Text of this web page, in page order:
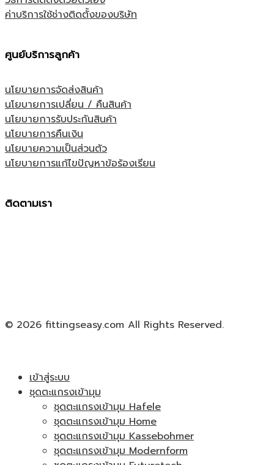
ค่าบริการใช้ช่างติดตั้งของบริษัท
ศูนย์บริการลูกค้า
นโยบายการจัดส่งสินค้า
นโยบายการเปลี่ยน / คืนสินค้า
นโยบายการรับประกันสินค้า
นโยบายการคืนเงิน
นโยบายความเป็นส่วนตัว
นโยบายการแก้ไขปัญหาข้อร้องเรียน
ติดตามเรา
© 2026 fittingseasy.com All Rights Reserved.
เข้าสู่ระบบ
ชุดตะแกรงเข้ามุม
ชุดตะแกรงเข้ามุม Hafele
ชุดตะแกรงเข้ามุม Home
ชุดตะแกรงเข้ามุม Kassebohmer
ชุดตะแกรงเข้ามุม Modernform